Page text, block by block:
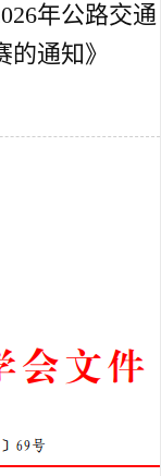
年公路交通
通知》